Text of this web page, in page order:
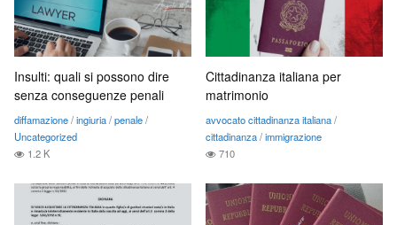
Insulti: quali si possono dire
senza conseguenze penali
diffamazione/ingiuria/penale/
Uncategorized
1.2 K
Cittadinanza italiana per
matrimonio
avvocato cittadinanza italiana/
cittadinanza/immigrazione
710